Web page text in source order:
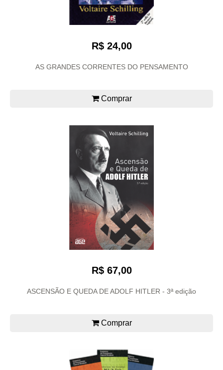
R$ 24,00
AS GRANDES CORRENTES DO PENSAMENTO
Comprar
R$ 67,00
ASCENSÃO E QUEDA DE ADOLF HITLER - 3ª edição
Comprar